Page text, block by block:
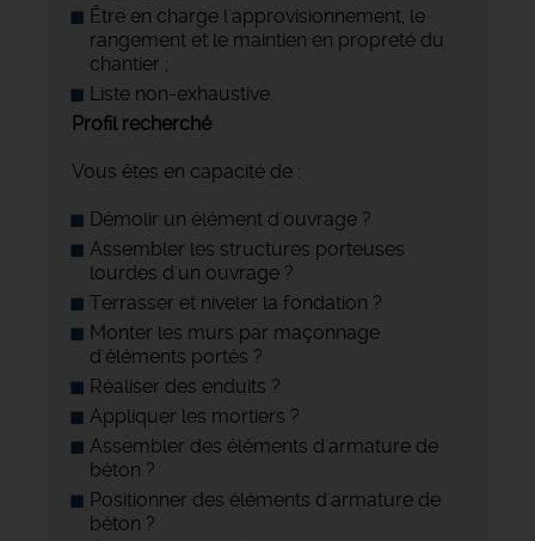
Être en charge l'approvisionnement, le
rangement et le maintien en propreté du
chantier ;
Liste non-exhaustive.
Profil recherché
Vous êtes en capacité de :
Démolir un élément d'ouvrage ?
Assembler les structures porteuses
lourdes d'un ouvrage ?
Terrasser et niveler la fondation ?
Monter les murs par maçonnage
d'éléments portés ?
Réaliser des enduits ?
Appliquer les mortiers ?
Assembler des éléments d'armature de
béton ?
Positionner des éléments d'armature de
béton ?